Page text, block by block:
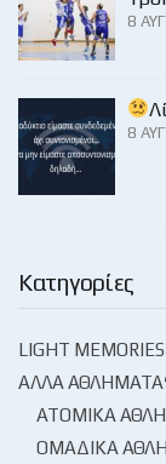
8
8
Κατηγορίες
LIGHT MEMORIES
ΆΛΛΑ ΑΘΛΉΜΑΤΑ
ΑΤΟΜΙΚΆ
ΟΜΑΔΙΚΆ